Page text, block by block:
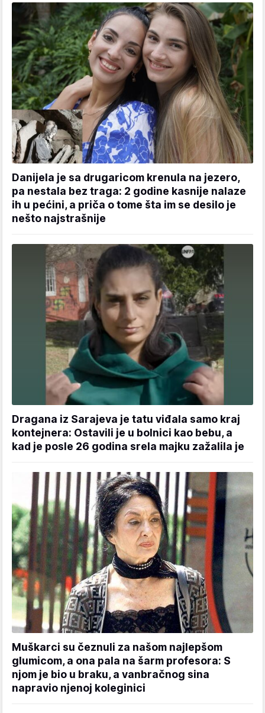
Danijela je sa drugaricom krenula na jezero,
pa nestala bez traga: 2 godine kasnije nalaze
ih u pećini, a priča o tome šta im se desilo je
nešto najstrašnije
Dragana iz Sarajeva je tatu viđala samo kraj
kontejnera: Ostavili je u bolnici kao bebu, a
kad je posle 26 godina srela majku zažalila je
Muškarci su čeznuli za našom najlepšom
glumicom, a ona pala na šarm profesora: S
njom je bio u braku, a vanbračnog sina
napravio njenoj koleginici